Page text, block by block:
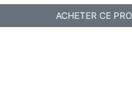
ACHETER CE